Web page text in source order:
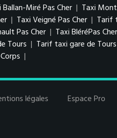
Miré Pas Cher | Taxi
| Taxi Veigné Pas Cher | Tarif
Pas Cher | Taxi BléréPas Cher
Tours | Tarif taxi gare de Tours
|
légales Espace Pro